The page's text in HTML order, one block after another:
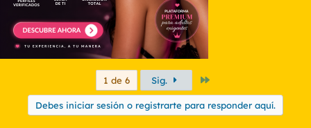
1 de 6 Sig.
Debes iniciar sesión o registrarte para responder aquí.